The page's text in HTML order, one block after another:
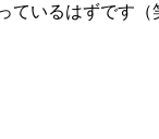
ているはずです（